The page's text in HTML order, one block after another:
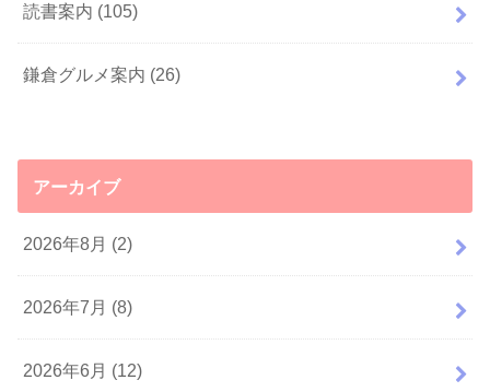
読書案内 (105)
鎌倉グルメ案内 (26)
アーカイブ
2026年8月 (2)
2026年7月 (8)
2026年6月 (12)